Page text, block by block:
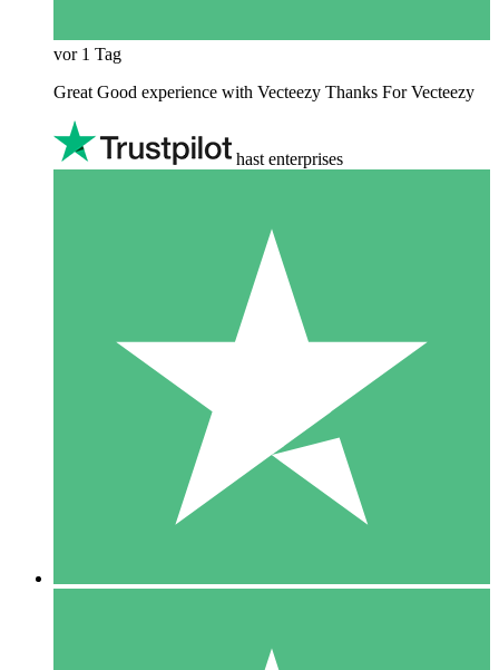
vor 1 Tag
Great Good experience with Vecteezy Thanks For Vecteezy
hast enterprises